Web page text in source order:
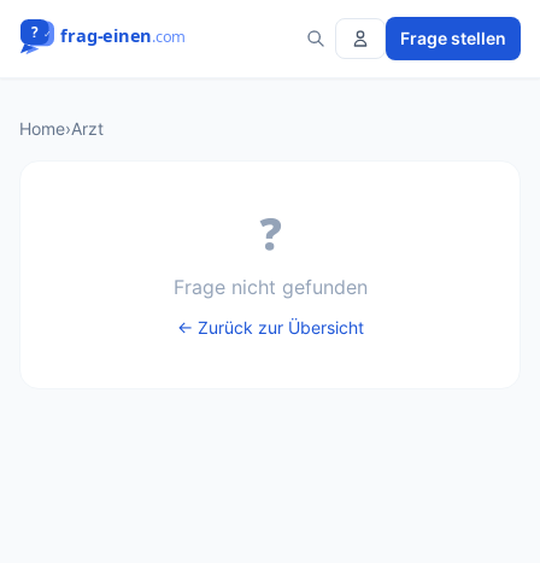
Frage stellen
Home›Arzt
❓
Frage nicht gefunden
← Zurück zur Übersicht